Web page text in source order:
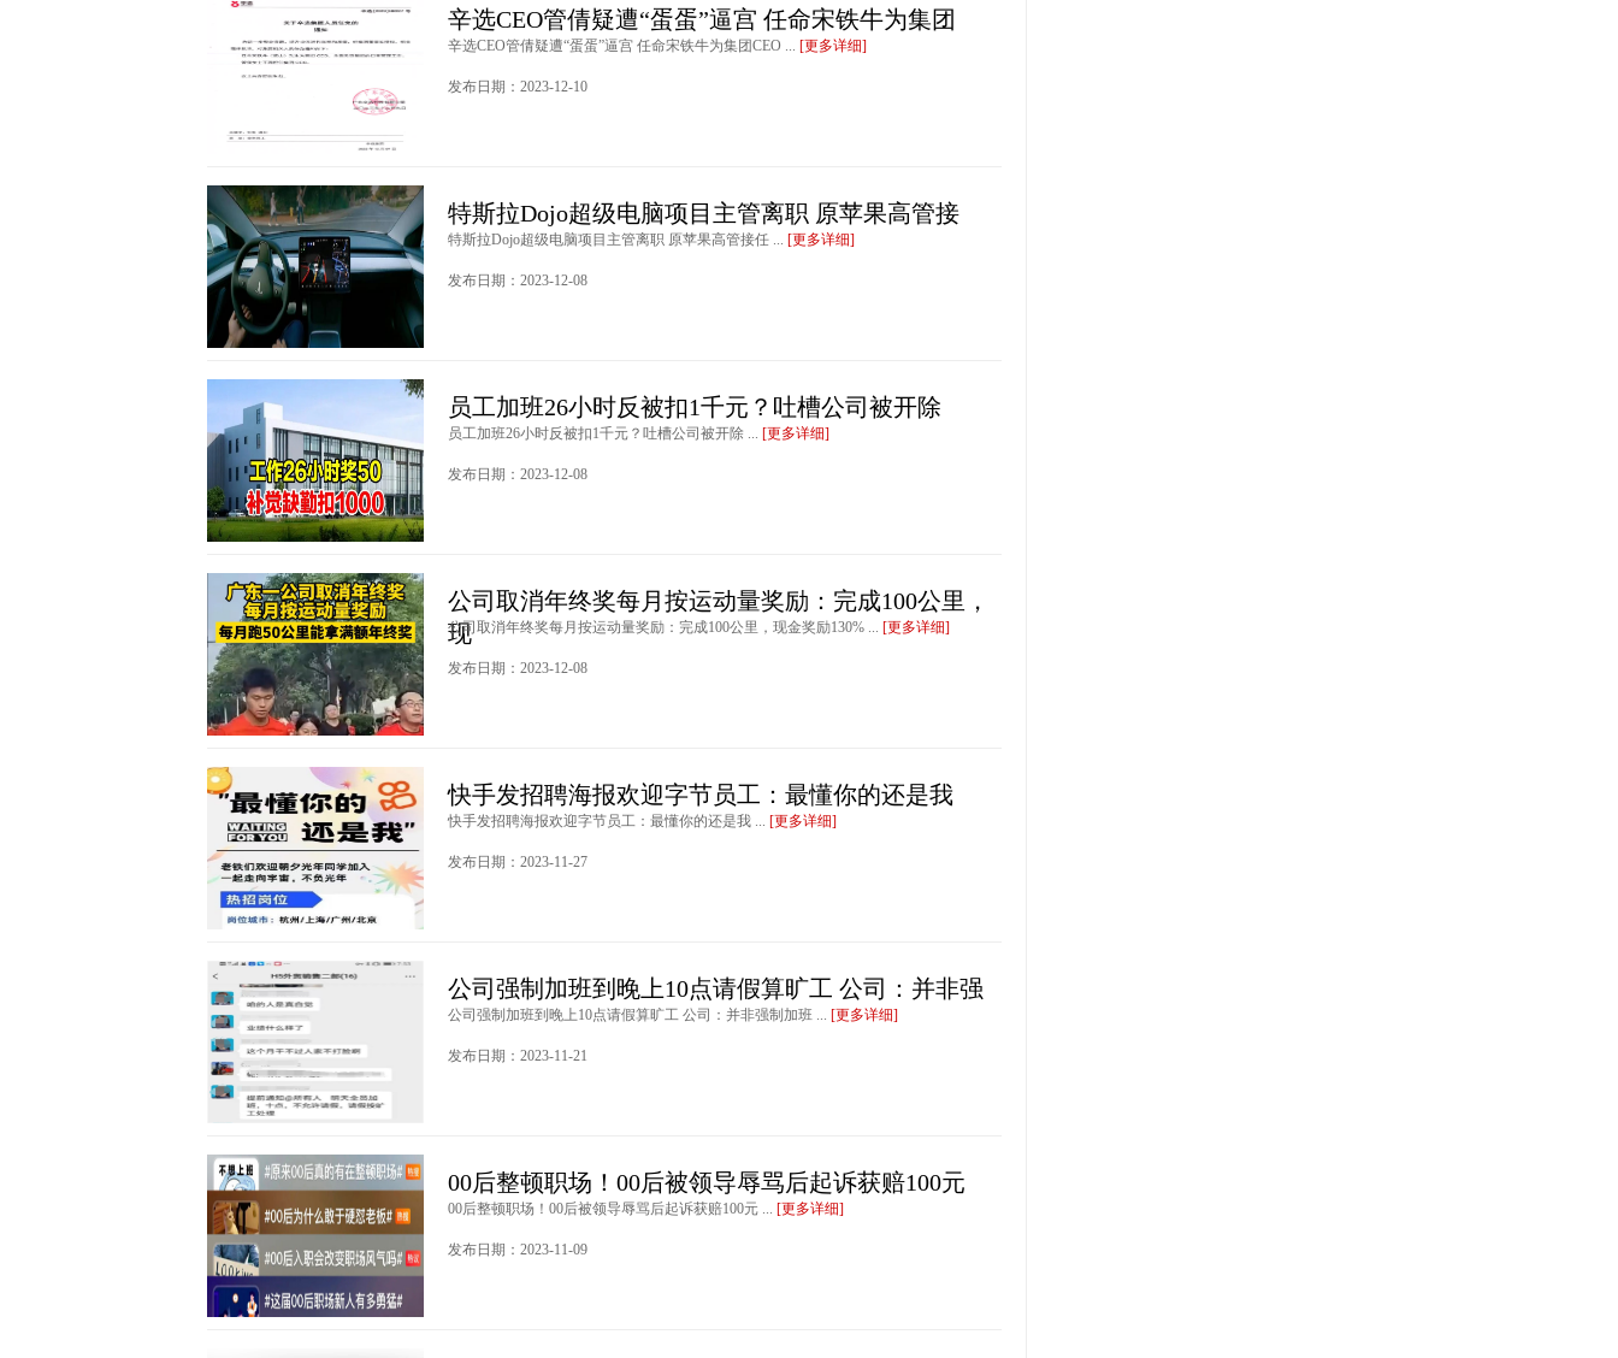
辛选CEO管倩疑遭“蛋蛋”逼宫 任命宋铁牛为集团
辛选CEO管倩疑遭“蛋蛋”逼宫 任命宋铁牛为集团CEO ... [更多详细]
发布日期：2023-12-10
特斯拉Dojo超级电脑项目主管离职 原苹果高管接
特斯拉Dojo超级电脑项目主管离职 原苹果高管接任 ... [更多详细]
发布日期：2023-12-08
员工加班26小时反被扣1千元？吐槽公司被开除
员工加班26小时反被扣1千元？吐槽公司被开除 ... [更多详细]
发布日期：2023-12-08
公司取消年终奖每月按运动量奖励：完成100公里，
现
公司取消年终奖每月按运动量奖励：完成100公里，现金奖励130% ... [更多详细]
发布日期：2023-12-08
快手发招聘海报欢迎字节员工：最懂你的还是我
快手发招聘海报欢迎字节员工：最懂你的还是我 ... [更多详细]
发布日期：2023-11-27
公司强制加班到晚上10点请假算旷工 公司：并非强
公司强制加班到晚上10点请假算旷工 公司：并非强制加班 ... [更多详细]
发布日期：2023-11-21
00后整顿职场！00后被领导辱骂后起诉获赔100元
00后整顿职场！00后被领导辱骂后起诉获赔100元 ... [更多详细]
发布日期：2023-11-09